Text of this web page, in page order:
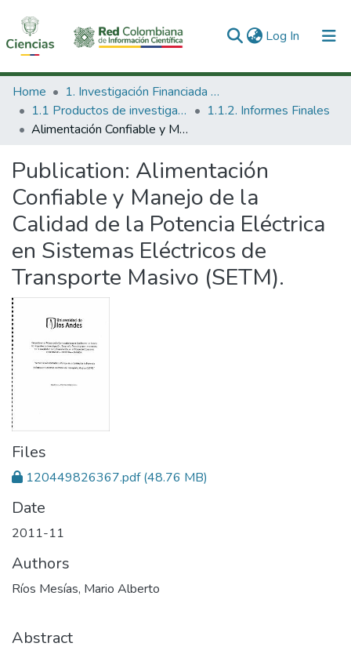
Log In (current)
Communities & Collections
All of DSpace
Home
1. Investigación Financiada con Recursos Públicos
1.1 Productos de investigación
1.1.2. Informes Finales
Alimentación Confiable y Manejo de la Calidad de la Potencia Eléctrica en Sistemas Eléctricos de Transporte Masivo (SETM).
Publication: Alimentación
Confiable y Manejo de la
Calidad de la Potencia Eléctrica
en Sistemas Eléctricos de
Transporte Masivo (SETM).
Files
120449826367.pdf(48.76 MB)
Date
2011-11
Authors
Ríos Mesías, Mario Alberto
Abstract